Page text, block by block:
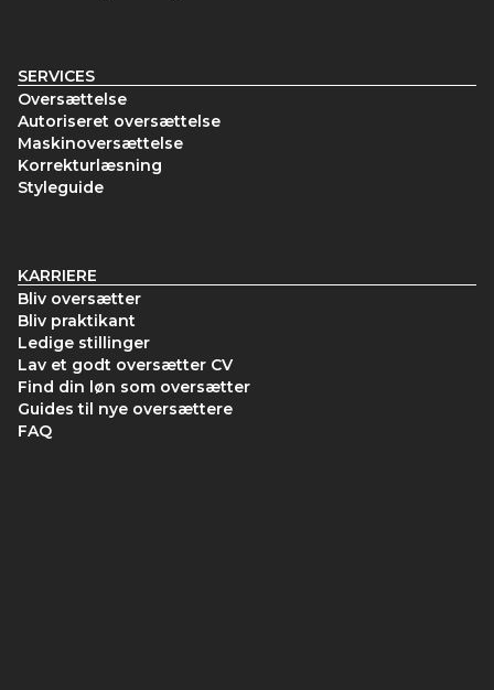
SERVICES
Oversættelse
Autoriseret oversættelse
Maskinoversættelse
Korrekturlæsning
Styleguide
KARRIERE
Bliv oversætter
Bliv praktikant
Ledige stillinger
Lav et godt oversætter CV
Find din løn som oversætter
Guides til nye oversættere
FAQ